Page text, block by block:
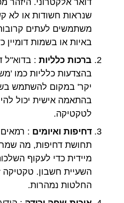
שנראות חשודות או לא
משתמשים לעתים
באיות או בשמות דומיין
ברכות כלליות : בדוא"ל
בהצדעות כלליות כמו
יקר' במקום להשתמש
בהתאמה אישית יכול
לטקטיקה.
דחיפות ואיומים : רמאים
תחושת דחיפות, מה
מיידית כדי לעקוף
השעיית חשבון. טקטיקה
החלטות נמהרות.